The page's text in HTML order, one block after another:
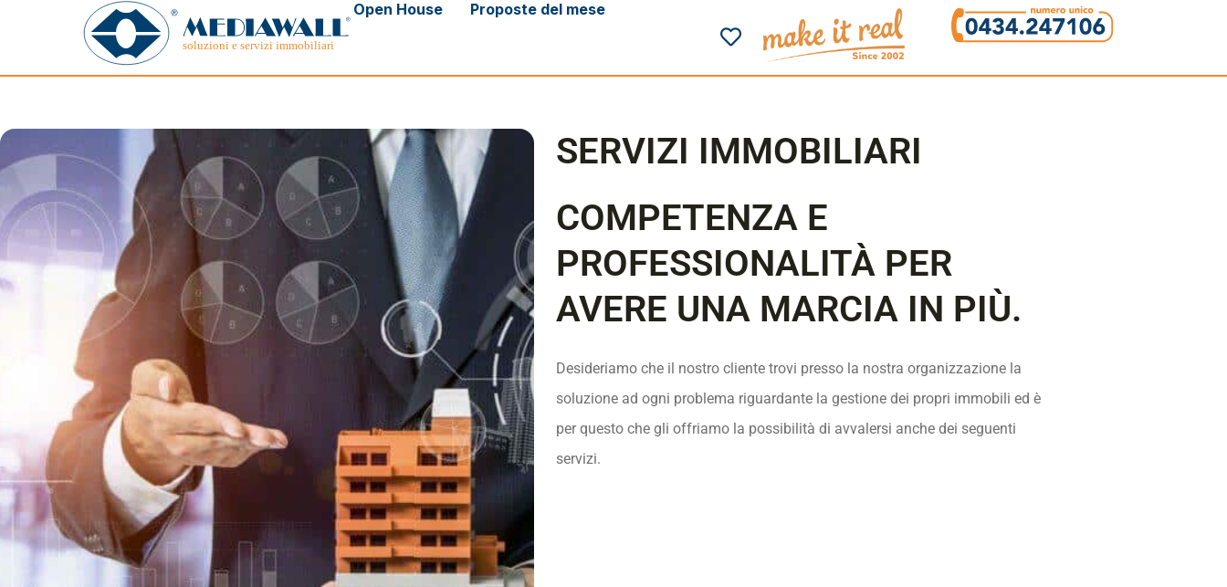
Open House Proposte del mese
SERVIZI IMMOBILIARI
COMPETENZA E
PROFESSIONALITÀ PER
AVERE UNA MARCIA IN PIÙ.
Desideriamo che il nostro cliente trovi presso la nostra organizzazione la
soluzione ad ogni problema riguardante la gestione dei propri immobili ed è
per questo che gli offriamo la possibilità di avvalersi anche dei seguenti
servizi.